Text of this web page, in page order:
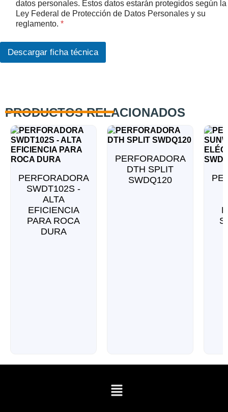
P
d
R
datos personales. Estos datos estarán protegidos según la
Ley Federal de Protección de Datos Personales y su
reglamento. *
Descargar ficha técnica
PRODUCTOS RELACIONADOS
PERFORADORA
SWDT102S -
ALTA
EFICIENCIA
PARA ROCA
DURA
PERFORADORA
DTH SPLIT
SWDQ120